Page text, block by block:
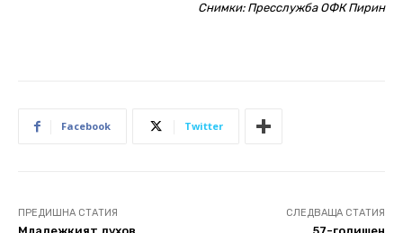
Снимки: Пресслужба ОФК Пирин
Facebook Twitter
ПРЕДИШНА СТАТИЯ СЛЕДВАЩА СТАТИЯ